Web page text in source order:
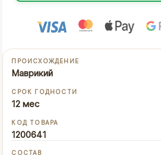
ПРОИСХОЖДЕНИЕ
Маврикий
СРОК ГОДНОСТИ
12 мес
КОД ТОВАРА
1200641
СОСТАВ